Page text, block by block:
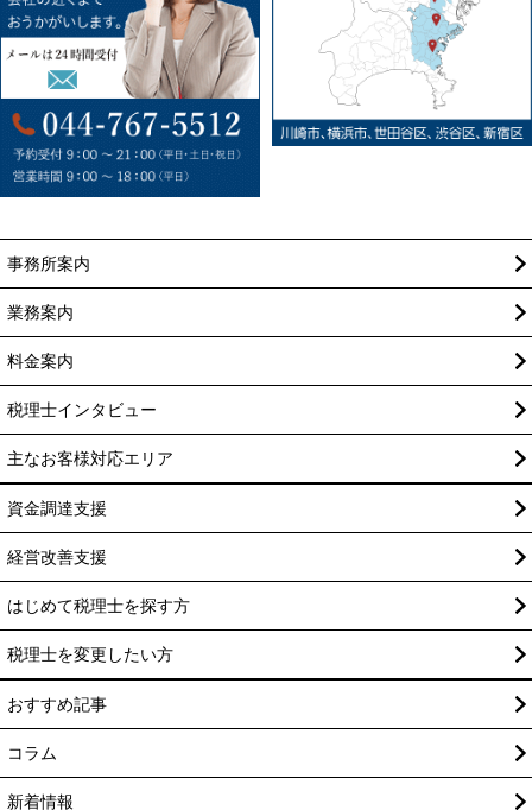
事務所案内
業務案内
料金案内
税理士インタビュー
主なお客様対応エリア
資金調達支援
経営改善支援
はじめて税理士を探す方
税理士を変更したい方
おすすめ記事
コラム
新着情報